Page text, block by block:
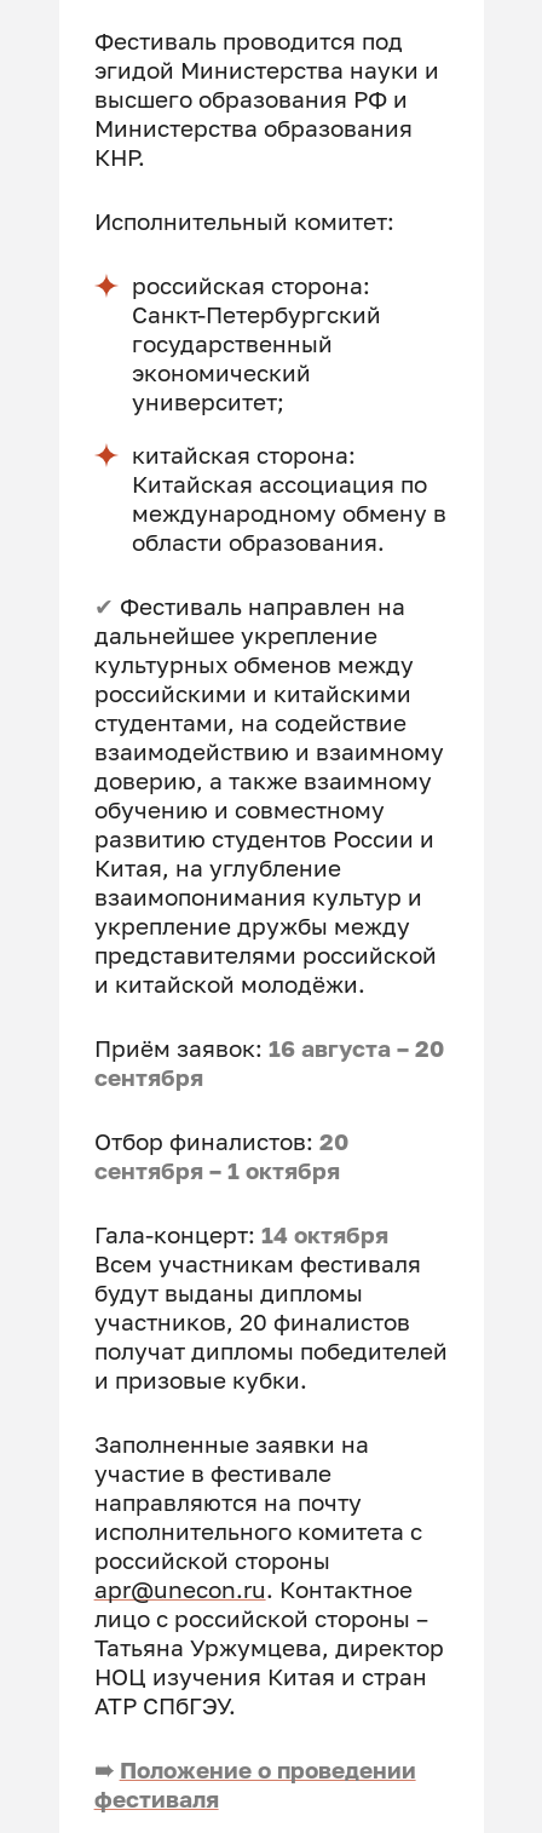
Фестиваль проводится под
эгидой Министерства науки и
высшего образования РФ и
Министерства образования
КНР.
Исполнительный комитет:
российская сторона:
Санкт-Петербургский
государственный
экономический
университет;
китайская сторона:
Китайская ассоциация по
международному обмену в
области образования.
✔ Фестиваль направлен на
дальнейшее укрепление
культурных обменов между
российскими и китайскими
студентами, на содействие
взаимодействию и взаимному
доверию, а также взаимному
обучению и совместному
развитию студентов России и
Китая, на углубление
взаимопонимания культур и
укрепление дружбы между
представителями российской
и китайской молодёжи.
Приём заявок: 16 августа – 20
сентября
Отбор финалистов: 20
сентября – 1 октября
Гала-концерт: 14 октября
Всем участникам фестиваля
будут выданы дипломы
участников, 20 финалистов
получат дипломы победителей
и призовые кубки.
Заполненные заявки на
участие в фестивале
направляются на почту
исполнительного комитета с
российской стороны
apr@unecon.ru. Контактное
лицо с российской стороны –
Татьяна Уржумцева, директор
НОЦ изучения Китая и стран
АТР СПбГЭУ.
➠ Положение о проведении
фестиваля